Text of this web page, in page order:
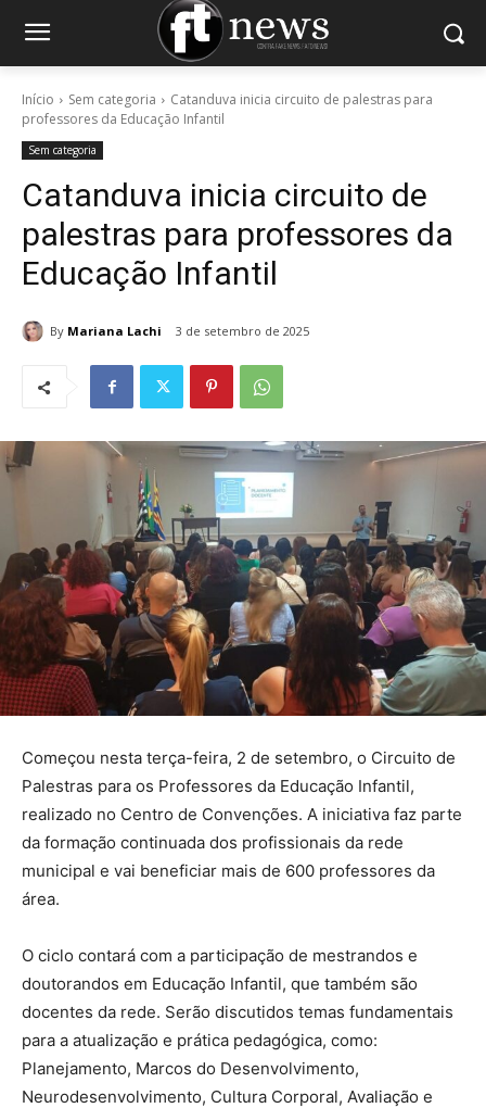
Início Sem categoria
Catanduva inicia circuito de palestras para
professores da Educação Infantil
Sem categoria
Catanduva inicia circuito de
palestras para professores da
Educação Infantil
By Mariana Lachi 3 de setembro de 2025
Começou nesta terça-feira, 2 de setembro, o Circuito de
Palestras para os Professores da Educação Infantil,
realizado no Centro de Convenções. A iniciativa faz parte
da formação continuada dos profissionais da rede
municipal e vai beneficiar mais de 600 professores da
área.
O ciclo contará com a participação de mestrandos e
doutorandos em Educação Infantil, que também são
docentes da rede. Serão discutidos temas fundamentais
para a atualização e prática pedagógica, como:
Planejamento, Marcos do Desenvolvimento,
Neurodesenvolvimento, Cultura Corporal, Avaliação e